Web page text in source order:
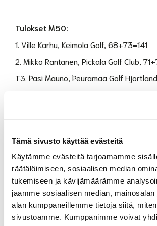
Tämä sivusto käyttää evästeitä
Käytämme evästeitä tarjoamamme
räätälöimiseen, sosiaalisen median
tukemiseen ja kävijämäärämme
jaamme sosiaalisen median,
alan kumppaneillemme tietoja siitä,
sivustoamme. Kumppanimme voivat
Tulokset M50:
1. Ville Karhu, Keimola Golf, 68+73=141
2. Mikko Rantanen, Pickala Golf Club,
T3. Pasi Mauno, Peuramaa Golf
T3. Timo Tuunainen, Espoo Ringside
T11. Rami Ulaska, SHG, 73+77=150
18. Ville Järvinen, SHG, 78+74=152
T25. Roope Kalajo, SHG, 76+78=154
T67. Petri Pulkkinen, SHG, 82+78=160
T74. Jaakko Surama, 76+85=161